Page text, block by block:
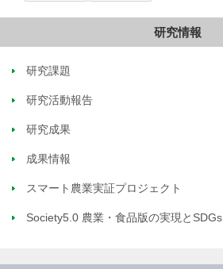
研究情報
研究課題
研究活動報告
研究成果
成果情報
スマート農業実証プロジェクト
Society5.0 農業・食品版の実現とSDGs